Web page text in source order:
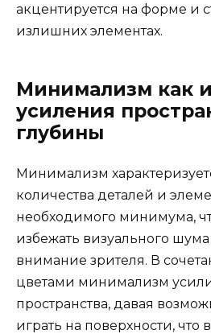
акцентируется на форме и
излишних элементах.
Минимализм как
усиления
глубины
Минимализм
количества деталей и
необходимого минимума,
избежать визуального
внимание зрителя. В
цветами минимализм
пространства, давая
играть на поверхности, что